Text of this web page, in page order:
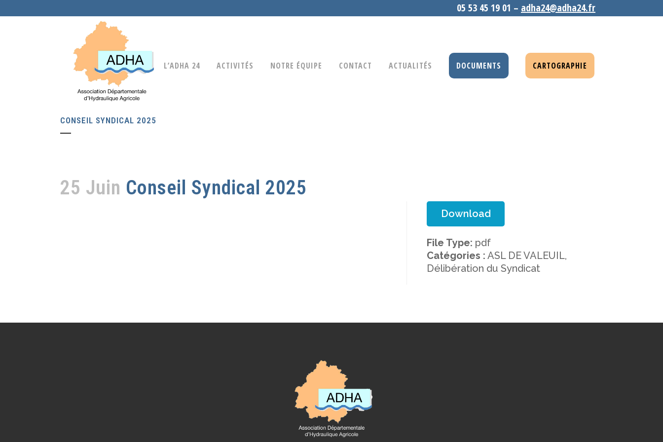
05 53 45 19 01 – adha24@adha24.fr
L’ADHA 24 ACTIVITÉS NOTRE ÉQUIPE CONTACT ACTUALITÉS DOCUMENTS CARTOGRAPHIE
CONSEIL SYNDICAL 2025
25 Juin Conseil Syndical 2025
Download
File Type: pdf
Catégories : ASL DE VALEUIL,
Délibération du Syndicat